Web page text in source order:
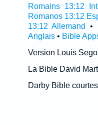
Romains 13:12
Romanos 13:12
13:12 Allemand
•
Anglais• Bible
Version Louis
La Bible David
Darby Bible